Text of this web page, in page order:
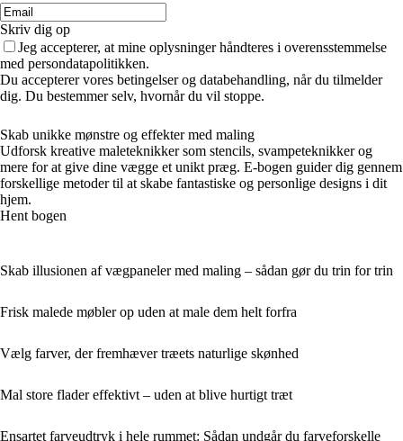
Skriv dig op
Jeg accepterer, at mine oplysninger håndteres i overensstemmelse
med persondatapolitikken.
Du accepterer vores betingelser og databehandling, når du tilmelder
dig. Du bestemmer selv, hvornår du vil stoppe.
Skab unikke mønstre og effekter med maling
Udforsk kreative maleteknikker som stencils, svampeteknikker og
mere for at give dine vægge et unikt præg. E-bogen guider dig gennem
forskellige metoder til at skabe fantastiske og personlige designs i dit
hjem.
Hent bogen
Skab illusionen af vægpaneler med maling – sådan gør du trin for trin
Frisk malede møbler op uden at male dem helt forfra
Vælg farver, der fremhæver træets naturlige skønhed
Mal store flader effektivt – uden at blive hurtigt træt
Ensartet farveudtryk i hele rummet: Sådan undgår du farveforskelle